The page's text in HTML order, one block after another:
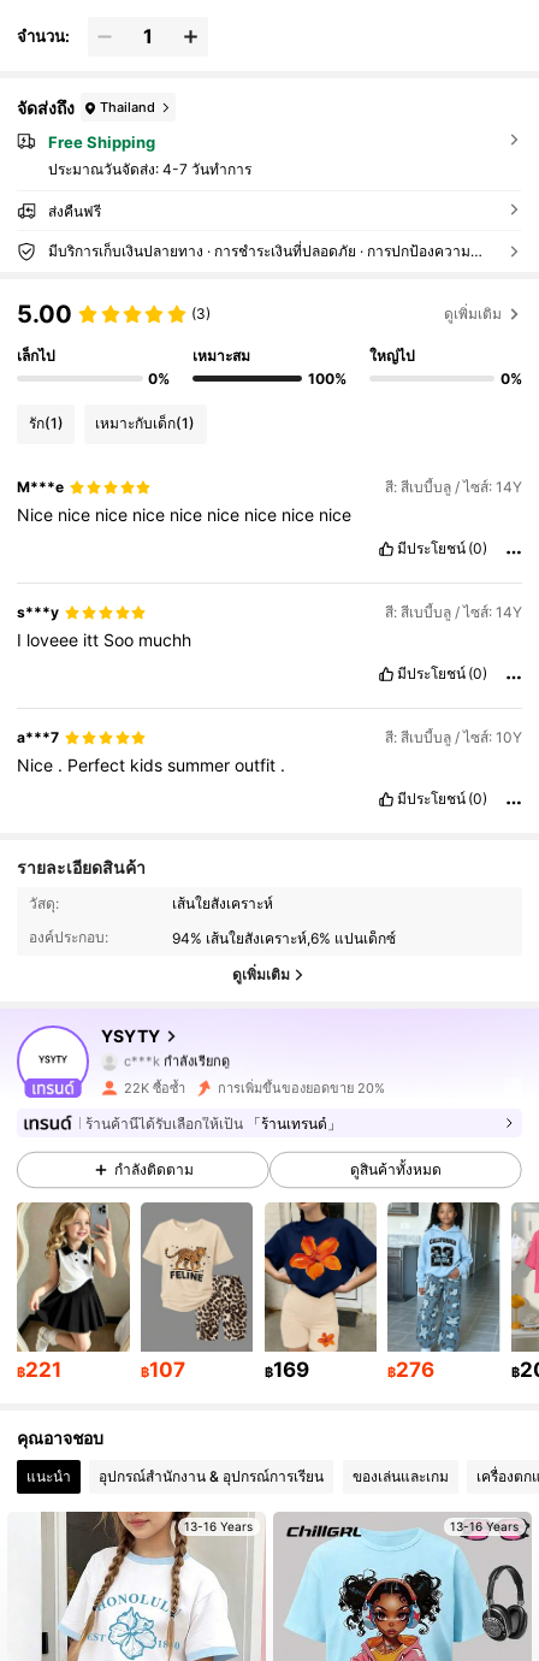
จำนวน:
จัดส่งถึง Thailand
Free Shipping
ประมาณวันจัดส่ง: 4-7 วันทำการ
ส่งคืนฟรี
มีบริการเก็บเงินปลายทาง · การชำระเงินที่ปลอดภัย · การปกป้องความเป็นส่วนตัว
5.00 (3) ดูเพิ่มเติม
เล็กไป
0%
เหมาะสม
100%
ใหญ่ไป
0%
รัก(1) เหมาะกับเด็ก(1)
M***e สี: สีเบบี้บลู / ไซส์: 14Y
Nice nice nice nice nice nice nice nice nice
มีประโยชน์ (0)
s***y สี: สีเบบี้บลู / ไซส์: 14Y
I loveee itt Soo muchh
มีประโยชน์ (0)
a***7 สี: สีเบบี้บลู / ไซส์: 10Y
Nice . Perfect kidssummeroutfit .
มีประโยชน์ (0)
รายละเอียดสินค้า
วัสดุ:
เส้นใยสังเคราะห์
องค์ประกอบ:
94% เส้นใยสังเคราะห์,6% แปนเด็กซ์
ดูเพิ่มเติม
YSYTY
7K ผู้ติดตาม
c***k
กำลังเรียกดู
4.87
7K ผู้ติดตาม
4.87 7K ผู้ติดตาม
4.87
4.87 7K ผู้ติดตาม
4.87 7K ผู้ติดตาม
4.87 7K ผู้ติดตาม
4.87 7K ผู้ติดตาม
22K ซื้อซ้ำ การเพิ่มขึ้นของยอดขาย 20%
ร้านค้านี้ได้รับเลือกให้เป็น 「ร้านเทรนด์」
กำลังติดตาม ดูสินค้าทั้งหมด
฿221 ฿107 ฿169 ฿276 ฿
คุณอาจชอบ
แนะนำ อุปกรณ์สำนักงาน & อุปกรณ์การเรียน ของเล่นและเกม เครื่องตก
13-16 Years 13-16 Years